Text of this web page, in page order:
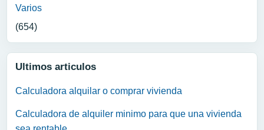
Varios
(654)
Ultimos articulos
Calculadora alquilar o comprar vivienda
Calculadora de alquiler minimo para que una vivienda